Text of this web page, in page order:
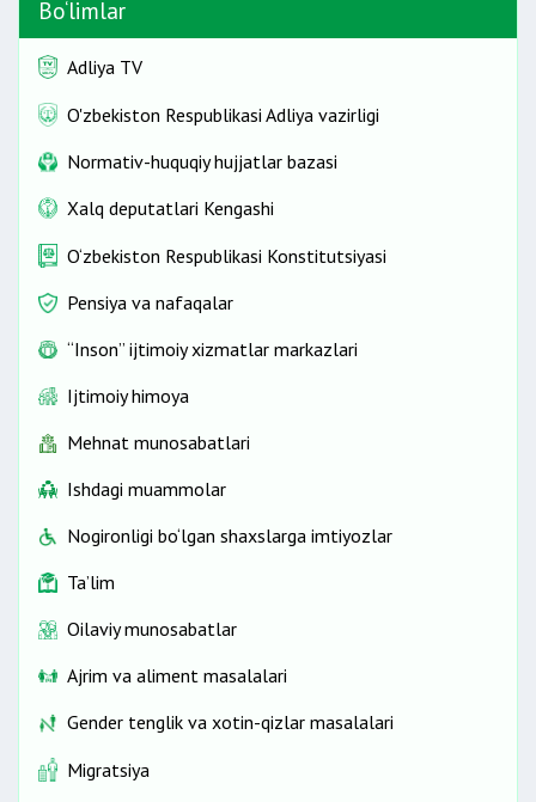
Bo‘limlar
Adliya TV
O'zbekiston Respublikasi Adliya vazirligi
Normativ-huquqiy hujjatlar bazasi
Xalq deputatlari Kengashi
O‘zbekiston Respublikasi Konstitutsiyasi
Pensiya va nafaqalar
“Inson” ijtimoiy xizmatlar markazlari
Ijtimoiy himoya
Mehnat munosabatlari
Ishdagi muammolar
Nogironligi bo‘lgan shaxslarga imtiyozlar
Ta’lim
Oilaviy munosabatlar
Ajrim va aliment masalalari
Gender tenglik va xotin-qizlar masalalari
Migratsiya